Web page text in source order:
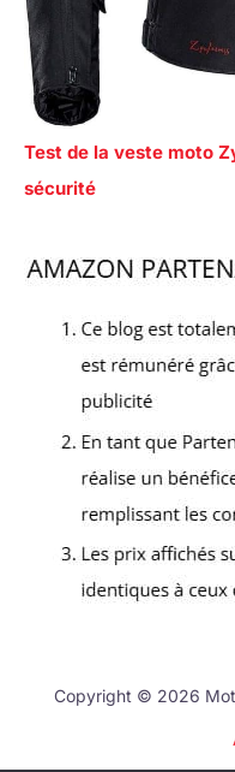
Test de la veste moto
sécurité
Copyright © 2026